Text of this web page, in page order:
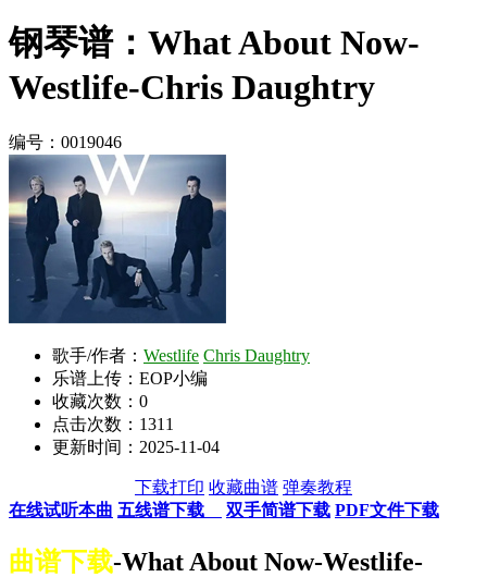
钢琴谱：What About Now-
Westlife-Chris Daughtry
编号：0019046
歌手/作者： Westlife Chris Daughtry
乐谱上传：EOP小编
收藏次数： 0
点击次数：1311
更新时间：2025-11-04
下载打印 收藏曲谱 弹奏教程
在线试听本曲 五线谱下载 双手简谱下载 PDF文件下载
曲谱下载-What About Now-Westlife-